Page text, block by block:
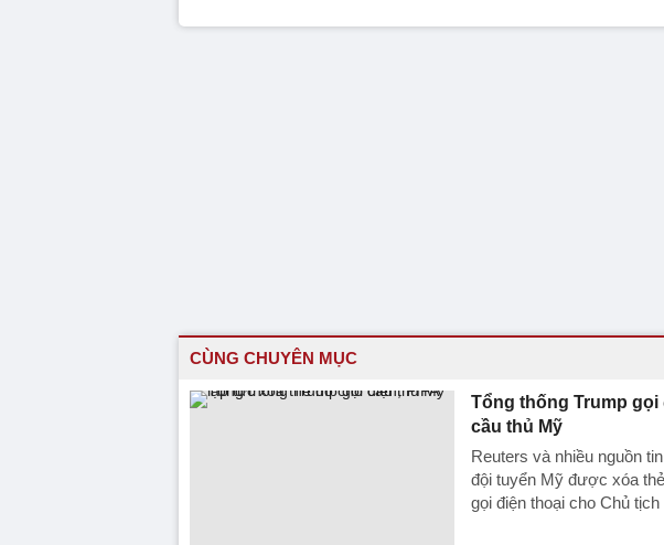
CÙNG CHUYÊN MỤC
Tổng thống Trump gọi
cầu thủ Mỹ
Reuters và nhiều nguồn
đội tuyển Mỹ được xóa
gọi điện thoại cho Chủ tịch